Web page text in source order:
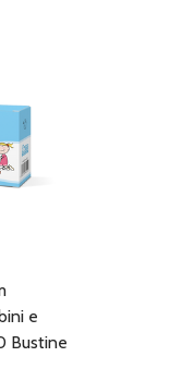
e
Bustine